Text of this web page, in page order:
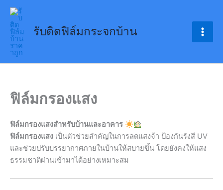
Skip
content
รับติดฟิล์มกระจกบ้าน
ฟิล์มกรองแสง
ฟิล์มกรองแสงสำหรับบ้านและอาคาร
ฟิล์มกรองแสง เป็นตัวช่วยสำคัญในการลดแสงจ้า ป้องกันรังสี UV
และช่วยปรับบรรยากาศภายในบ้านให้สบายขึ้น โดยยังคงให้แสง
ธรรมชาติผ่านเข้ามาได้อย่างเหมาะสม